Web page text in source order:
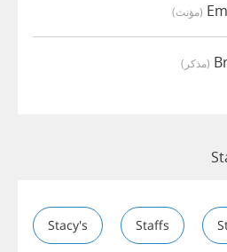
(مؤنث)
(مذكر)
Stacy's Staffs